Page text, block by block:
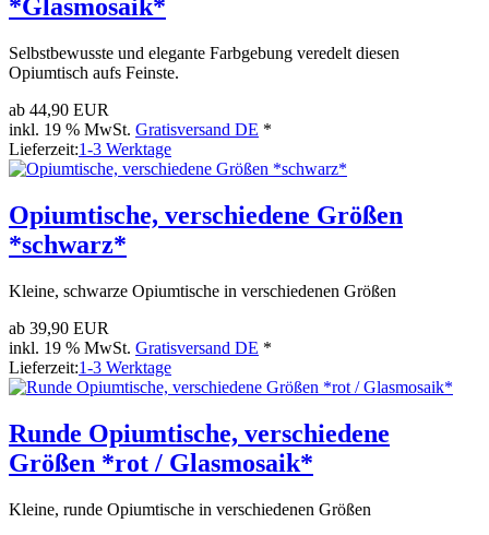
*Glasmosaik*
Selbstbewusste und elegante Farbgebung veredelt diesen
Opiumtisch aufs Feinste.
ab 44,90 EUR
inkl. 19 % MwSt. Gratisversand DE *
Lieferzeit:1-3 Werktage
Opiumtische, verschiedene Größen
*schwarz*
Kleine, schwarze Opiumtische in verschiedenen Größen
ab 39,90 EUR
inkl. 19 % MwSt. Gratisversand DE *
Lieferzeit:1-3 Werktage
Runde Opiumtische, verschiedene
Größen *rot / Glasmosaik*
Kleine, runde Opiumtische in verschiedenen Größen